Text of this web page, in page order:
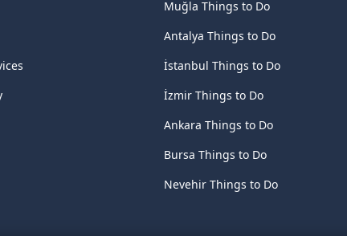
Muğla Things to Do
Antalya Things to Do
İstanbul Things to Do
İzmir Things to Do
Ankara Things to Do
Bursa Things to Do
Nevehir Things to Do